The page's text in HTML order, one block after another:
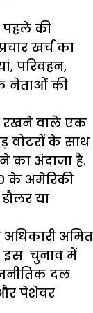
की
खर्च का
परिवहन,
नेताओं की
रखने वाले एक
वोटरों के साथ
का अंदाजा है.
के अमेरिकी
या
अमित
इस चुनाव में
दल
पेशेवर